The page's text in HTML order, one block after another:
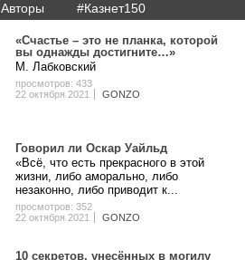
Авторы #Казнет150
«Счастье – это не планка, которой
вы однажды достигните…»
М. Лабковский
просмотров: 433
22 октября 2021
GONZO
Говорил ли Оскар Уайльд
«Всё, что есть прекрасного в этой
жизни, либо аморально, либо
незаконно, либо приводит к...
просмотров: 352
22 октября 2021
GONZO
10 секретов, унесённых в могилу